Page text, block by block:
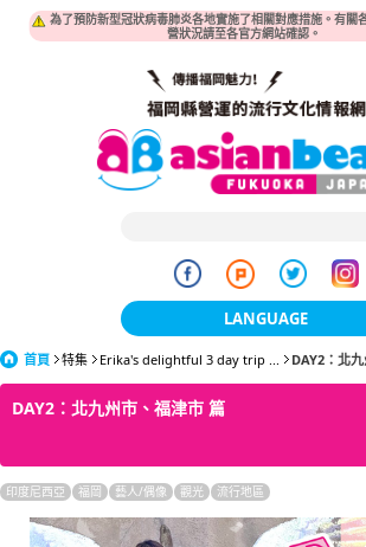
為了預防新型冠狀病毒肺炎各地實施了相關對應措施。有關
營狀況請至各官方網站確認。
LANGUAGE
日本語
繁體中文
首頁 特集 Erika's delightful 3 day trip ... DAY2：北
DAY2：北九州市、福津市 篇
印度尼西亞 福岡 藝人/偶像 觀光 流行地區